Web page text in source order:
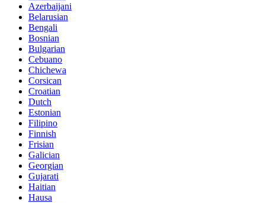
Azerbaijani
Belarusian
Bengali
Bosnian
Bulgarian
Cebuano
Chichewa
Corsican
Croatian
Dutch
Estonian
Filipino
Finnish
Frisian
Galician
Georgian
Gujarati
Haitian
Hausa